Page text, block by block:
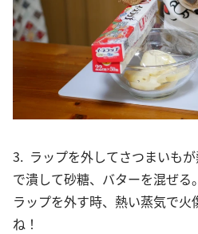
3. ラップを外してさつまいも
で潰して砂糖、バターを混ぜる。
ラップを外す時、熱い蒸気で
ね！